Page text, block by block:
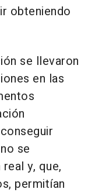
obteniendo
se llevaron
en las
se
y, que,
permitían